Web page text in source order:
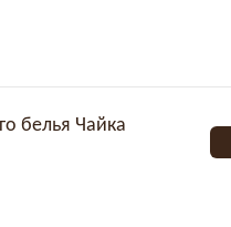
белья Чайка